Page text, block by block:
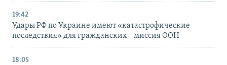
19:42
Удары РФ по Украине имеют «катастрофические
последствия» для гражданских – миссия ООН
18:05